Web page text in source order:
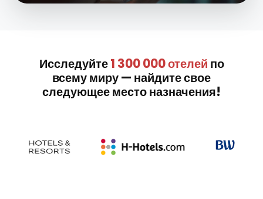
Исследуйте1 300 000 отелей по
всему миру — найдите свое
следующее место назначения!